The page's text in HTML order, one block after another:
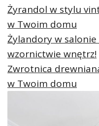
Żyrandol w stylu
w Twoim domu
Żylandory w
wzornictwie wnętrz!
Zwrotnica
w Twoim domu